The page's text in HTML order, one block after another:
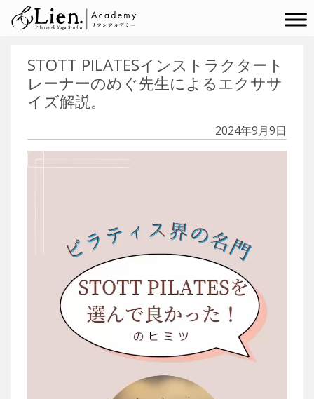
メインナビゲーション
STOTT PILATESインストラクタート
レーナーのめぐ先生によるエクササ
イズ解説。
2024年9月9日